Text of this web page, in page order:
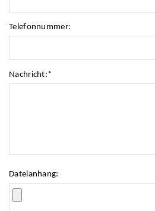
Telefonnummer:
Nachricht:*
Dateianhang: